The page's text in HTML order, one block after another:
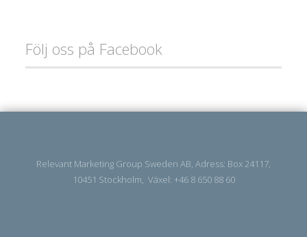
Följ oss på Facebook
Relevant Marketing Group Sweden AB, Adress: Box 24117,
10451 Stockholm, Växel: +46 8 650 88 60